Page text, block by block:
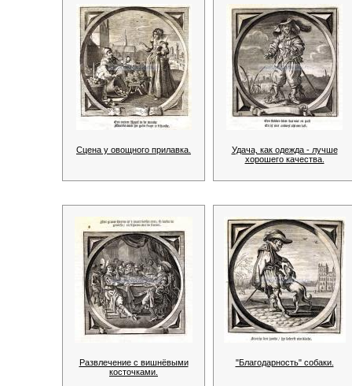
Сцена у овощного прилавка.
Удача, как одежда - лучше
хорошего качества.
Развлечение с вишнёвыми
косточками.
"Благодарность" собаки.